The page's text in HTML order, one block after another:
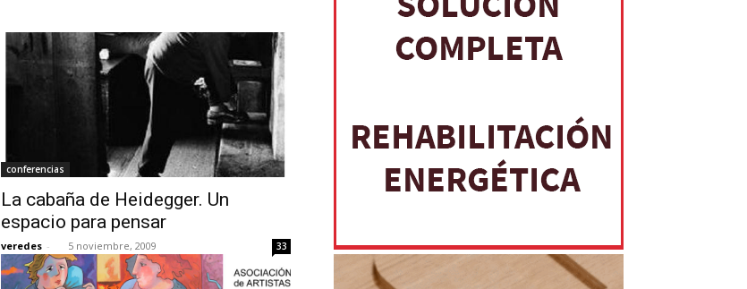
conferencias
La cabaña de Heidegger. Un
espacio para pensar
veredes - 5 noviembre, 2009 33